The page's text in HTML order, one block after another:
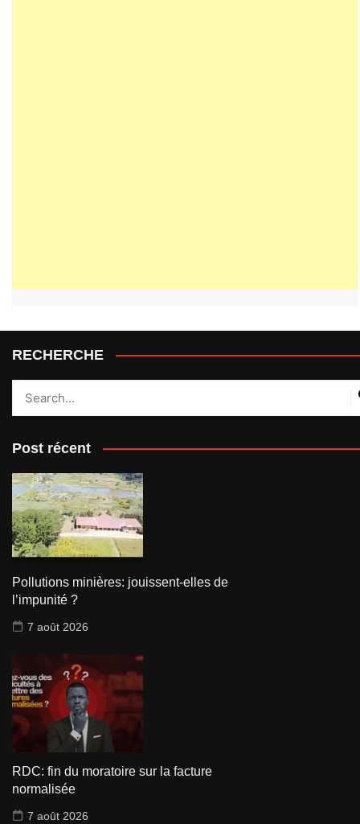
RECHERCHE
Post récent
Pollutions minières: jouissent-elles de
l’impunité ?
7 août 2026
RDC: fin du moratoire sur la facture
normalisée
7 août 2026